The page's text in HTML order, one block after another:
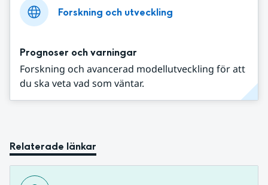
Forskning och utveckling
Prognoser och varningar
Forskning och avancerad modellutveckling för att
du ska veta vad som väntar.
Relaterade länkar